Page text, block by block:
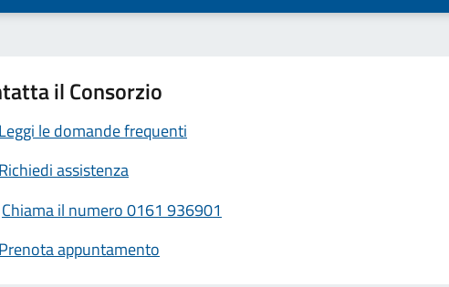
il Consorzio
le domande frequenti
assistenza
Chiama il numero 0161 936901
appuntamento